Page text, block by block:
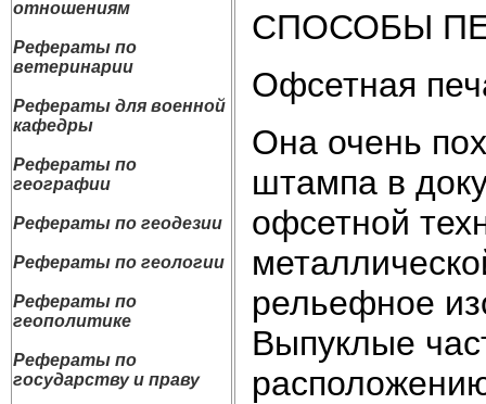
отношениям
Рефераты по
ветеринарии
Рефераты для военной
кафедры
Рефераты по
географии
Рефераты по геодезии
Рефераты по геологии
Рефераты по
геополитике
Рефераты по
государству и праву
СПОСОБЫ
Офсетная
Она очень
штампа в
офсетной
рельефное
Выпуклые